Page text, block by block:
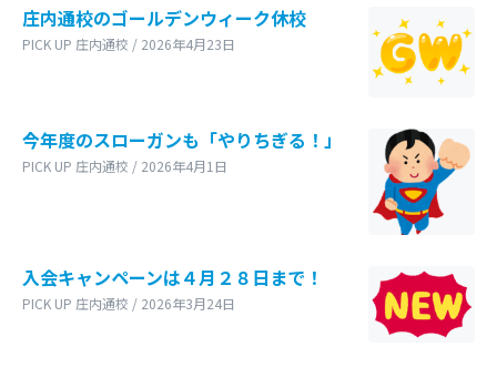
庄内通校のゴールデンウィーク休校
PICK UP 庄内通校 / 2026年4月23日
今年度のスローガンも「やりちぎる！」
PICK UP 庄内通校 / 2026年4月1日
入会キャンペーンは４月２８日まで！
PICK UP 庄内通校 / 2026年3月24日